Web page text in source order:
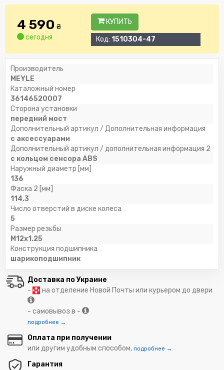
4 590 ₴
сегодня
КУПИТЬ
Код: 1510304-47
Производитель
MEYLE
Каталожный номер
36146520007
Сторона установки
передний мост
Дополнительный артикул / Дополнительная информация
с аксессуарами
Дополнительный артикул / дополнительная информация 2
с кольцом сенсора ABS
Наружный диаметр [мм]
136
Фаска 2 [мм]
114.3
Число отверстий в диске колеса
5
Размер резьбы
M12x1.25
Конструкция подшипника
шарикоподшипник
Доставка по Украине
-
на отделение Новой Почты или курьером до двери
- самовывоз в -
подробнее →
Оплата при получении
или другим удобным способом, подробнее →
Гарантия